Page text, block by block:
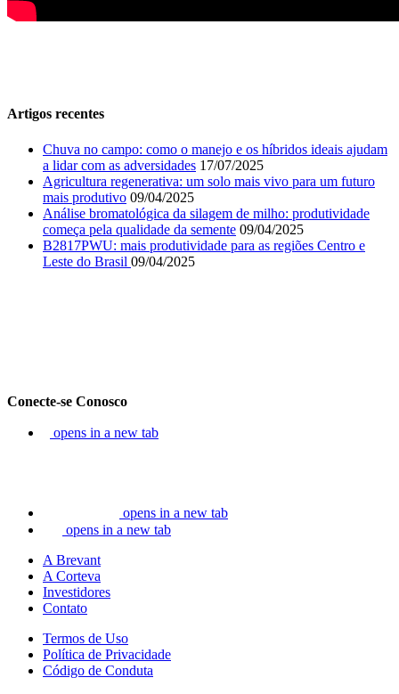
Artigos recentes
Chuva no campo: como o manejo e os híbridos ideais ajudam
a lidar com as adversidades 17/07/2025
Agricultura regenerativa: um solo mais vivo para um futuro
mais produtivo 09/04/2025
Análise bromatológica da silagem de milho: produtividade
começa pela qualidade da semente 09/04/2025
B2817PWU: mais produtividade para as regiões Centro e
Leste do Brasil 09/04/2025
Conecte-se Conosco
opens in a new tab
opens in a new tab
opens in a new tab
A Brevant
A Corteva
Investidores
Contato
Termos de Uso
Política de Privacidade
Código de Conduta